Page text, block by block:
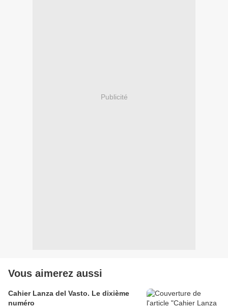
Publicité
Vous aimerez aussi
Cahier Lanza del Vasto. Le dixième
numéro